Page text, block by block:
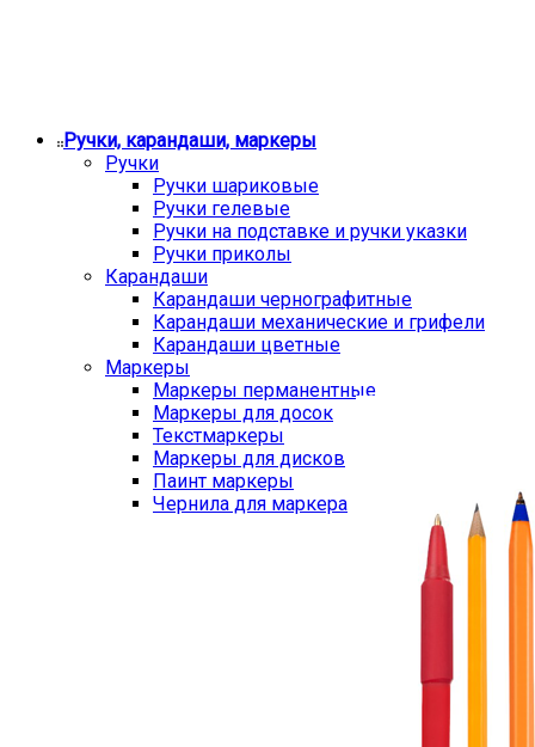
Ручки, карандаши, маркеры
Ручки
Ручки шариковые
Ручки гелевые
Ручки на подставке и ручки указки
Ручки приколы
Карандаши
Карандаши чернографитные
Карандаши механические и грифели
Карандаши цветные
Маркеры
Маркеры перманентные
Маркеры для досок
Текстмаркеры
Маркеры для дисков
Паинт маркеры
Чернила для маркера